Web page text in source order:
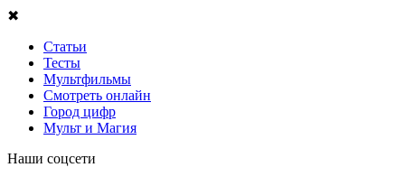
✖
Статьи
Тесты
Мультфильмы
Смотреть онлайн
Город цифр
Мульт и Магия
Наши соцсети